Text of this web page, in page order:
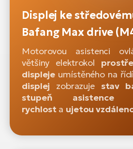
Displej ke
Bafang Max drive
Motorovou asistenci
většiny elektrokol
displeje umístěného na
displej zobrazuje stav
stupeň asistence
rychlost a ujetou